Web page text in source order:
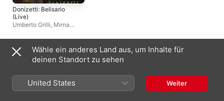
Donizetti: Belisario
(Live)
Umberto Grilli, Mirna
Nicola Zaccaria,Alberto
Carusi
,Giuseppe Taddei,
Augusto Veronese, Rina
,Gianandrea
Gencer,Teatro la Fenice
Chorus,Giovanni
Antonini,Teatro la Fenice
Compilations
Wähle ein anderes Land aus, um Inhalte für
deinen Standort zu sehen
United States Weiter